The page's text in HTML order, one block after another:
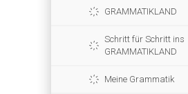
GRAMMATIKLAND
Schritt für Schritt ins
GRAMMATIKLAND
Meine Grammatik